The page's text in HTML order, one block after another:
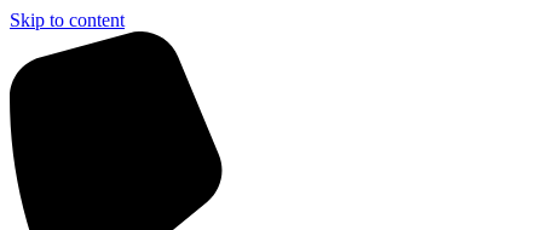
Skip to content